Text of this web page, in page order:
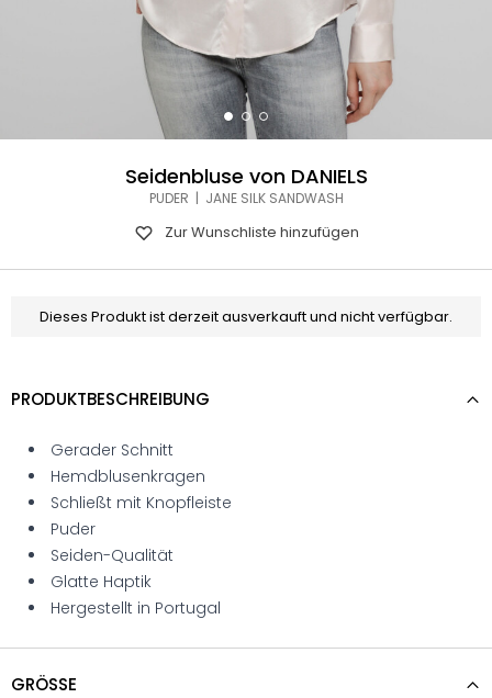
Seidenbluse von DANIELS
PUDER | JANE SILK SANDWASH
Zur Wunschliste hinzufügen
Dieses Produkt ist derzeit ausverkauft und nicht verfügbar.
PRODUKTBESCHREIBUNG
Gerader Schnitt
Hemdblusenkragen
Schließt mit Knopfleiste
Puder
Seiden-Qualität
Glatte Haptik
Hergestellt in Portugal
GRÖSSE